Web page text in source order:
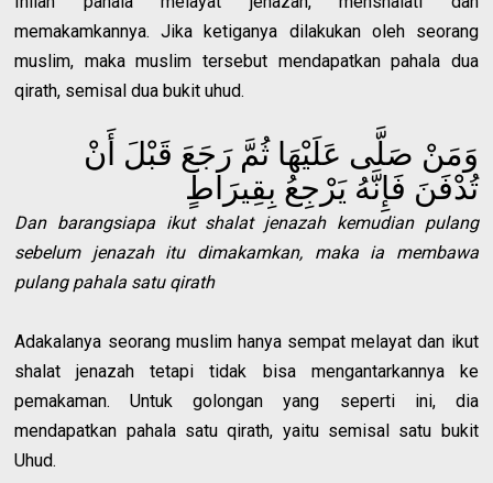
memakamkannya. Jika ketiganya dilakukan oleh seorang
muslim, maka muslim tersebut mendapatkan pahala dua
qirath, semisal dua bukit uhud.
وَمَنْ صَلَّى عَلَيْهَا ثُمَّ رَجَعَ قَبْلَ أَنْ
تُدْفَنَ فَإِنَّهُ يَرْجِعُ بِقِيرَاطٍ
Dan barangsiapa ikut shalat jenazah kemudian pulang
sebelum jenazah itu dimakamkan, maka ia membawa
pulang pahala satu qirath
Adakalanya seorang muslim hanya sempat melayat dan ikut
shalat jenazah tetapi tidak bisa mengantarkannya ke
pemakaman. Untuk golongan yang seperti ini, dia
mendapatkan pahala satu qirath, yaitu semisal satu bukit
Uhud.